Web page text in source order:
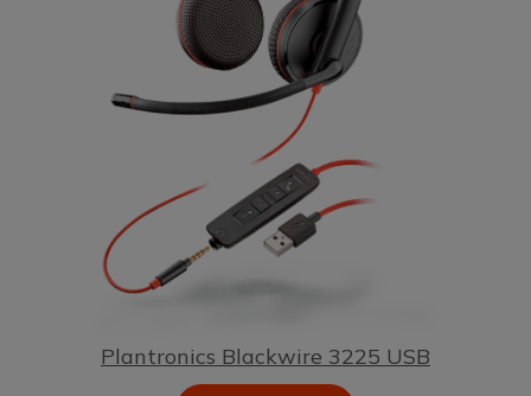
Plantronics Blackwire 3225 USB